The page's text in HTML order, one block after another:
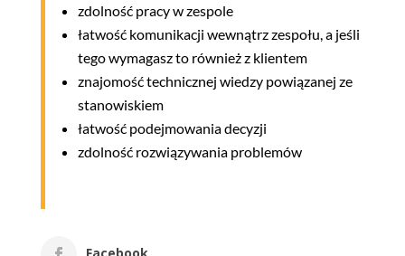
zdolność pracy w zespole
łatwość komunikacji wewnątrz zespołu, a jeśli
tego wymagasz to również z klientem
znajomość technicznej wiedzy powiązanej ze
stanowiskiem
łatwość podejmowania decyzji
zdolność rozwiązywania problemów